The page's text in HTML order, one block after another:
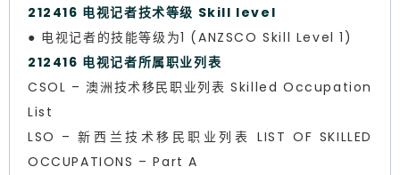
212416 电视记者技术等级 Skill level
● 电视记者的技能等级为1 (ANZSCO Skill Level 1)
212416 电视记者所属职业列表
CSOL – 澳洲技术移民职业列表 Skilled Occupation
List
LSO – 新西兰技术移民职业列表 LIST OF SKILLED
OCCUPATIONS – Part A